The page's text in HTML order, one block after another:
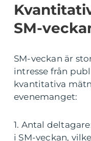
SM-
SM-veckan är
intresse från
kvantitativa
evenemanget:
1. Antal
i SM-veckan,